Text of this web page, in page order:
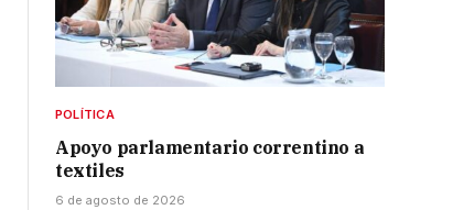
POLÍTICA
Apoyo parlamentario correntino a
textiles
6 de agosto de 2026